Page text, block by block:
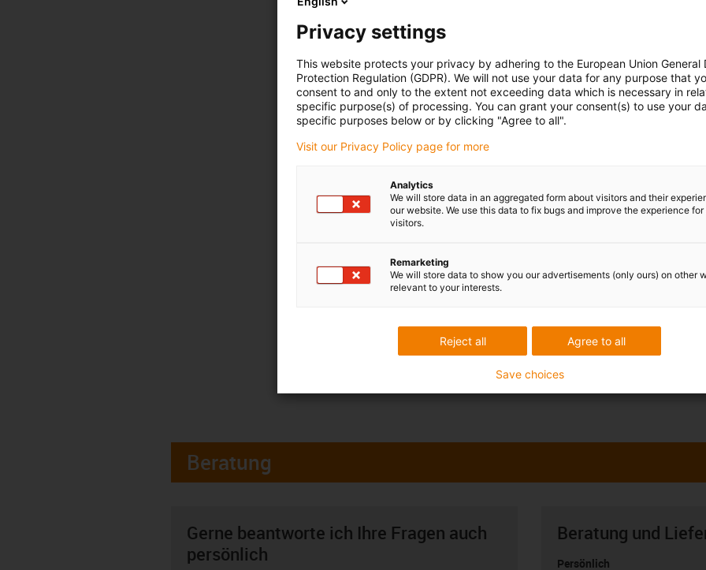
Beratung
Gerne beantworte ich Ihre Fragen auch
persönlich
Beratung und
Persönlich
Privacy settings
This website protects your privacy by adhering to the European Union General
Protection Regulation (GDPR). We will not use your data for any purpose that
consent to and only to the extent not exceeding data which is necessary in
specific purpose(s) of processing. You can grant your consent(s) to use your
specific purposes below or by clicking "Agree to all".
Visit our Privacy Policy page for more
Analytics
We will store data in an aggregated form about visitors and their
our website. We use this data to fix bugs and improve the experience for
visitors.
Remarketing
We will store data to show you our advertisements (only ours) on other
relevant to your interests.
Agree to all
Reject all
Save choices